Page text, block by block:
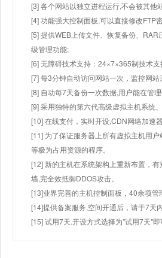
[3] 各个网站以独立进程运行,不会被其
[4] 功能强大控制面板,可以直接修改FTP
[5] 提供WEB上传文件、恢复备份、
级管理功能;
[6] 无障碍技术支持：24×7×365制技术支
[7] 每3分钟自动访问网站一次，监控网站
[8] 自动每7天备份一次数据,用户能在管
[9] 采用独特的第六代高级虚拟主机系统
[10] 在线支付，实时开设,CDN网络加速
[11] 为了保证服务器上所有虚拟主机用
等极为占用资源的程序。
[12] 新的主机在系统架构上重新布置，
墙,完全效抵御DDOS攻击。
[13]业界完善的主机控制面板，40余项
[14]提供备案服务,空间开通后，请于7天
[15] 试用7天.开设方式选择为"试用7天"即